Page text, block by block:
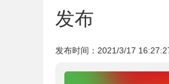
发布
发布时间： 2021/3/17